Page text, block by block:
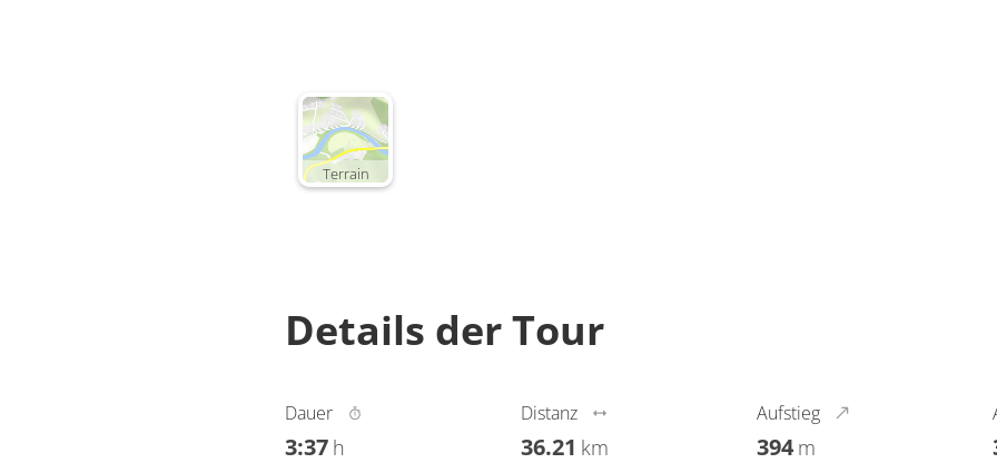
Terrain
Details der Tour
Dauer
3:37 h
Distanz
36.21 km
Aufstieg
394 m